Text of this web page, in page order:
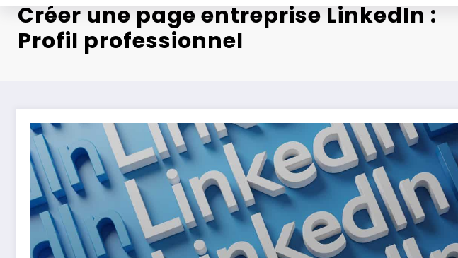
Créer une page entreprise LinkedIn :
Profil professionnel